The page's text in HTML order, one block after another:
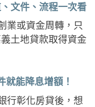
文件、流程一次看
業或資金周轉，只
土地貸款取得資金
就能降息增額！
行彰化房貸後，想